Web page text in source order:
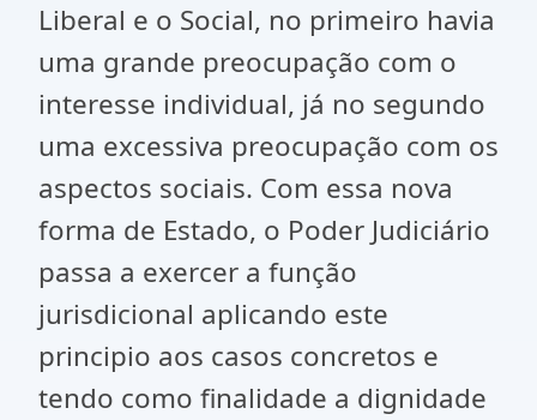
Liberal e o Social, no primeiro havia
uma grande preocupação com o
interesse individual, já no segundo
uma excessiva preocupação com os
aspectos sociais. Com essa nova
forma de Estado, o Poder Judiciário
passa a exercer a função
jurisdicional aplicando este
principio aos casos concretos e
tendo como finalidade a dignidade